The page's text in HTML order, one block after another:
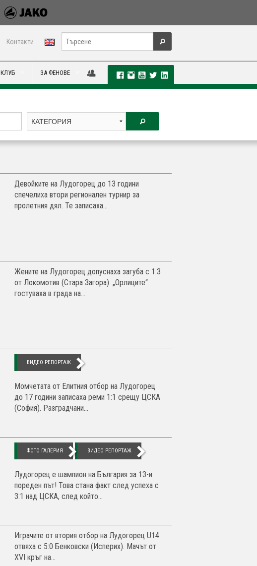
Контакти
КЛУБ ЗА ФЕНОВЕ
Девойките на Лудогорец до 13 години
спечелиха втори регионален турнир за
пролетния дял. Те записаха...
Жените на Лудогорец допуснаха загуба с 1:3
от Локомотив (Стара Загора). „Орлиците“
гостуваха в града на...
ВИДЕО РЕПОРТАЖ
Момчетата от Елитния отбор на Лудогорец
до 17 години записаха реми 1:1 срещу ЦСКА
(София). Разградчани...
ФОТО ГАЛЕРИЯ ВИДЕО РЕПОРТАЖ
Лудогорец е шампион на България за 13-и
пореден път! Това стана факт след успеха с
3:1 над ЦСКА, след който...
Играчите от втория отбор на Лудогорец U14
отвяха с 5:0 Бенковски (Исперих). Мачът от
XVI кръг на...